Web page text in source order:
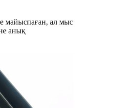
майыспаған, ал мыс
анық